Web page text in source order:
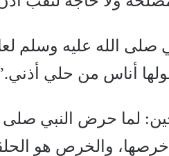
صلى الله عليه
أناس من حلي
لما حرض النبي صلى
خرصها، والخرص هو